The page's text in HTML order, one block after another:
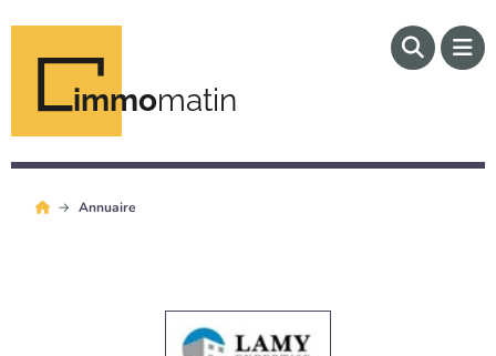
immomatin
Annuaire